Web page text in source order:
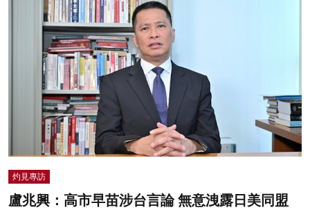
灼見專訪
盧兆興：高市早苗涉台言論 無意洩露日美同盟